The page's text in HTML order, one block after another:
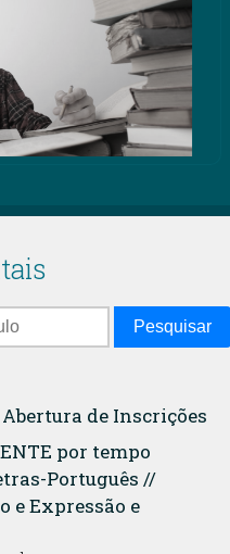
Pesquisar
de Inscrições
por tempo
Português //
e Expressão e